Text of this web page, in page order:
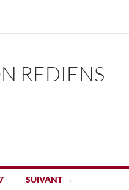
REDIENS
SUIVANT →